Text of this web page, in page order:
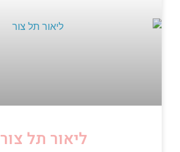
ליאור תל צור